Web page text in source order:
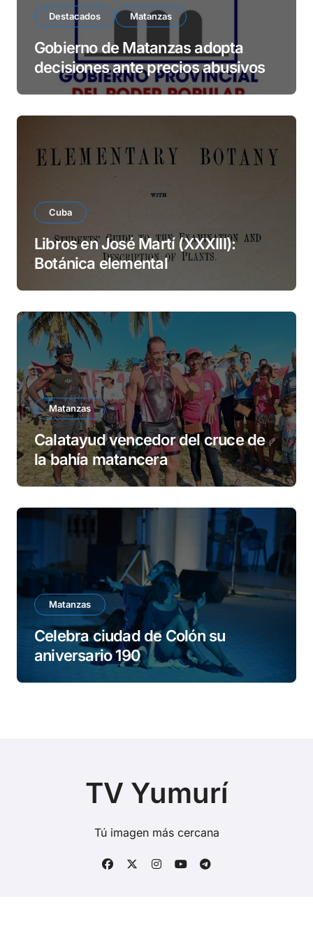
Destacados Matanzas
Gobierno de Matanzas adopta
decisiones ante precios abusivos
Cuba
Libros en José Martí (XXXIII):
Botánica elemental
Matanzas
Calatayud vencedor del cruce de
la bahía matancera
Matanzas
Celebra ciudad de Colón su
aniversario 190
TV Yumurí
Tú imagen más cercana